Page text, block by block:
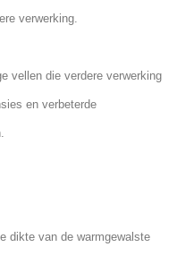
verwerking.
vellen die verdere verwerking
en verbeterde
dikte van de warmgewalste